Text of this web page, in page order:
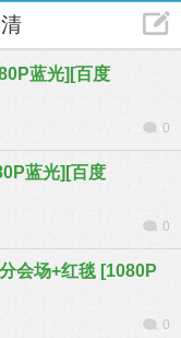
蓝光][百度
0
蓝光][百度
0
会场+红毯 [1080P
0